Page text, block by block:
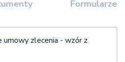
Formularze
zlecenia - wzór z